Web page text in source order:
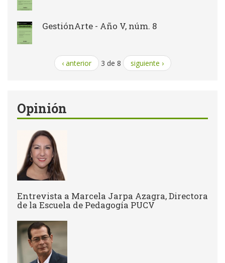
GestiónArte - Año V, núm. 8
‹ anterior 3 de 8 siguiente ›
Opinión
Entrevista a Marcela Jarpa Azagra, Directora
de la Escuela de Pedagogía PUCV